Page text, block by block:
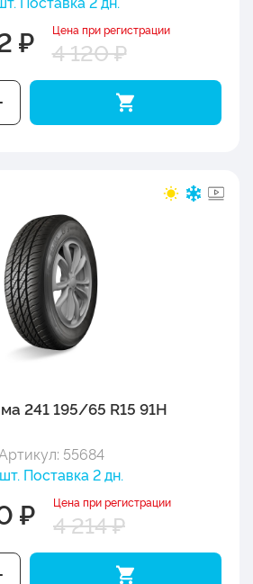
₽ Цена при регистрации
4 120 ₽
241 195/65 R15 91H
Артикул: 55684
Поставка 2 дн.
₽ Цена при регистрации
4 214 ₽